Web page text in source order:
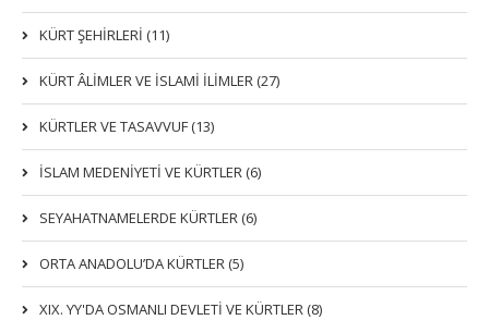
KÜRT ŞEHİRLERİ (11)
KÜRT ÂLİMLER VE İSLAMİ İLİMLER (27)
KÜRTLER VE TASAVVUF (13)
İSLAM MEDENİYETİ VE KÜRTLER (6)
SEYAHATNAMELERDE KÜRTLER (6)
ORTA ANADOLU’DA KÜRTLER (5)
XIX. YY'DA OSMANLI DEVLETI VE KÜRTLER (8)